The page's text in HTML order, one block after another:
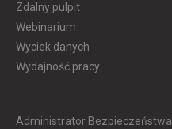
Zdalny pulpit
Webinarium
Wyciek danych
Wydajność pracy
Administrator